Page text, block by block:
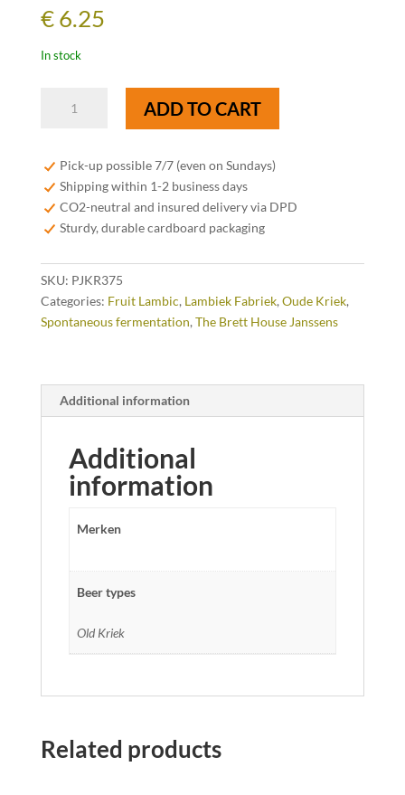
€6.25
In stock
quantity
ADD TO CART
Pick-up possible 7/7 (even on Sundays)
Shipping within 1-2 business days
CO2-neutral and insured delivery via DPD
Sturdy, durable cardboard packaging
SKU: PJKR375
Categories: Fruit Lambic, Lambiek Fabriek, Oude Kriek,
Spontaneous fermentation, The Brett House Janssens
Additional information
Additional
information
Merken
Beer types
Old Kriek
Related products